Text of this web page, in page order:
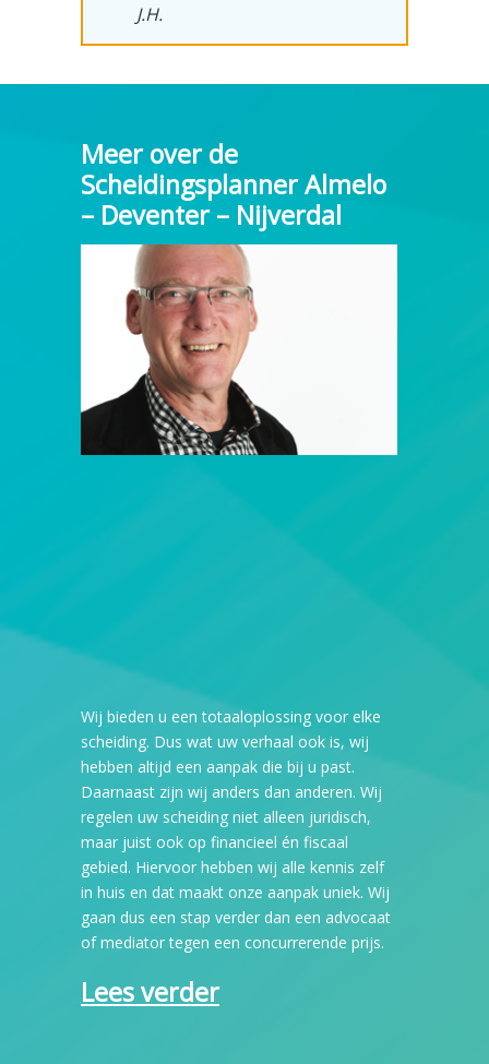
J.H.
Meer over de
Scheidingsplanner Almelo
– Deventer – Nijverdal
Wij bieden u een totaaloplossing voor elke
scheiding. Dus wat uw verhaal ook is, wij
hebben altijd een aanpak die bij u past.
Daarnaast zijn wij anders dan anderen. Wij
regelen uw scheiding niet alleen juridisch,
maar juist ook op financieel én fiscaal
gebied. Hiervoor hebben wij alle kennis zelf
in huis en dat maakt onze aanpak uniek. Wij
gaan dus een stap verder dan een advocaat
of mediator tegen een concurrerende prijs.
Lees verder